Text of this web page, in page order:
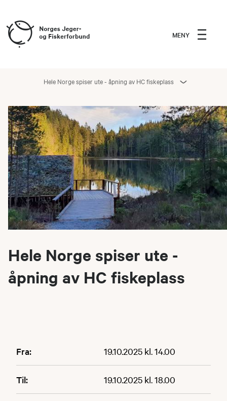
MENY
Hele Norge spiser ute - åpning av HC fiskeplass
Hele Norge spiser ute -
åpning av HC fiskeplass
Fra: 19.10.2025 kl. 14.00
Til: 19.10.2025 kl. 18.00